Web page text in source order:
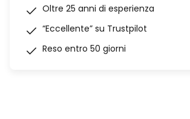
Oltre 25 anni di esperienza
“Eccellente” su Trustpilot
Reso entro 50 giorni